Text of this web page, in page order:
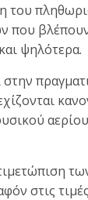
του
που
ψηλότερα.
στις